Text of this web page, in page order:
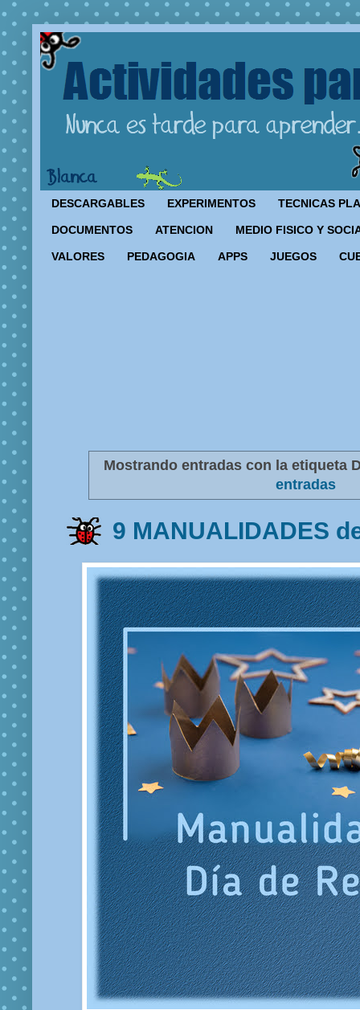
DESCARGABLES EXPERIMENTOS TECNICAS
DOCUMENTOS ATENCION MEDIO FISICO Y
VALORES PEDAGOGIA APPS JUEGOS
Mostrando entradas con la etiqueta
entradas
9 MANUALIDADES